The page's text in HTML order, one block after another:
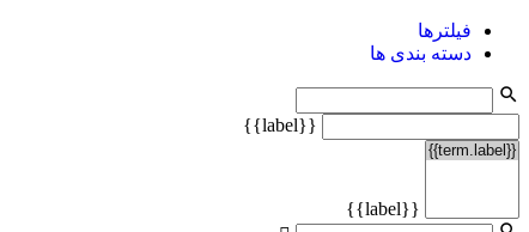
فیلترها
دسته بندی ها
{{label}}
{{label}}